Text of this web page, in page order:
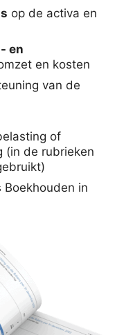
op de activa en
en
en kosten
van de
of
(in de rubrieken
Boekhouden in